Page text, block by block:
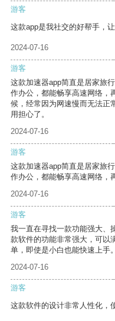
游客
这款app是我社交的好帮手，
2024-07-16
游客
这款加速器app简直是居家旅
作办公，都能畅享高速网络，
候，经常因为网速慢而无法正
用担心了。
2024-07-16
游客
这款加速器app简直是居家旅
作办公，都能畅享高速网络，
2024-07-16
游客
我一直在寻找一款功能强大、
款软件的功能非常强大，可以
单，即使是小白也能快速上手。
2024-07-16
游客
这款软件的设计非常人性化，